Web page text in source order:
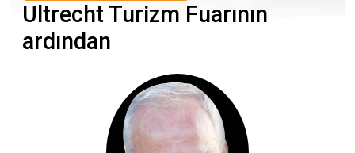
Ultrecht Turizm Fuarının
ardından